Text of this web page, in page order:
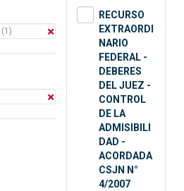
(1)
RECURSO
EXTRAORDI
NARIO
FEDERAL -
DEBERES
DEL JUEZ -
CONTROL
DE LA
ADMISIBILI
DAD -
ACORDADA
CSJN N°
4/2007